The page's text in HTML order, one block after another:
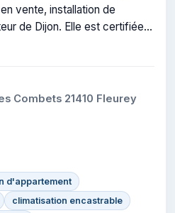
vente, installation de
de Dijon. Elle est certifiée
sur les interventions
Combets 21410 Fleurey
d'appartement
climatisation encastrable